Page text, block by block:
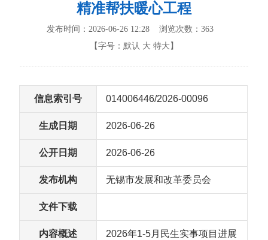
精准帮扶暖心工程
发布时间：2026-06-26 12:28 浏览次数： 363
【字号： 默认 大 特大 】
信息索引号 014006446/2026-00096
生成日期 2026-06-26
公开日期 2026-06-26
发布机构 无锡市发展和改革委员会
文件下载
内容概述
2026年1-5月民生实事项目进展